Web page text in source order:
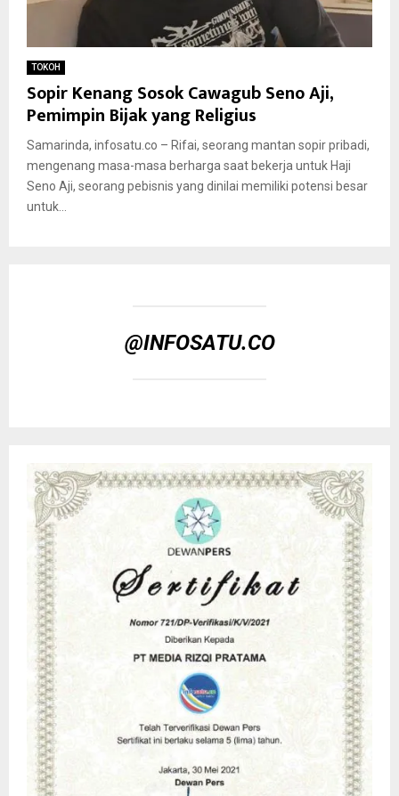
TOKOH
Sopir Kenang Sosok Cawagub Seno Aji,
Pemimpin Bijak yang Religius
Samarinda, infosatu.co – Rifai, seorang mantan sopir pribadi,
mengenang masa-masa berharga saat bekerja untuk Haji
Seno Aji, seorang pebisnis yang dinilai memiliki potensi besar
untuk...
@INFOSATU.CO